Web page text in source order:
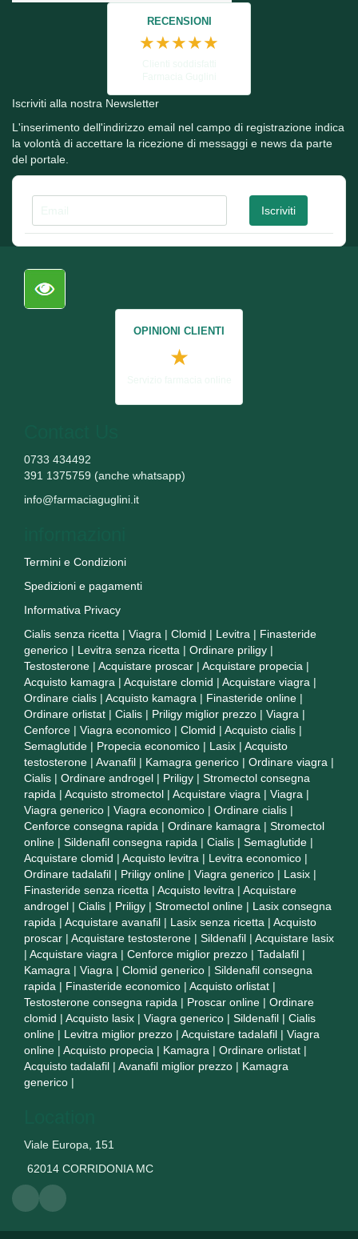
RECENSIONI
★★★★★
Iscriviti alla nostra Newsletter
L'inserimento dell'indirizzo email nel campo di registrazione indica
la volontà di accettare la ricezione di messaggi e news da parte
del portale.
OPINIONI CLIENTI
★
0733 434492
391 1375759 (anche whatsapp)
info@farmaciaguglini.it
Termini e Condizioni
Spedizioni e pagamenti
Informativa Privacy
Cialis senza ricetta | Viagra | Clomid | Levitra | Finasteride
generico | Levitra senza ricetta | Ordinare priligy |
Testosterone | Acquistare proscar | Acquistare propecia |
Acquisto kamagra | Acquistare clomid | Acquistare viagra |
Ordinare cialis | Acquisto kamagra | Finasteride online |
Ordinare orlistat | Cialis | Priligy miglior prezzo | Viagra |
Cenforce | Viagra economico | Clomid | Acquisto cialis |
Semaglutide | Propecia economico | Lasix | Acquisto
testosterone | Avanafil | Kamagra generico | Ordinare viagra |
Cialis | Ordinare androgel | Priligy | Stromectol consegna
rapida | Acquisto stromectol | Acquistare viagra | Viagra |
Viagra generico | Viagra economico | Ordinare cialis |
Cenforce consegna rapida | Ordinare kamagra | Stromectol
online | Sildenafil consegna rapida | Cialis | Semaglutide |
Acquistare clomid | Acquisto levitra | Levitra economico |
Ordinare tadalafil | Priligy online | Viagra generico | Lasix |
Finasteride senza ricetta | Acquisto levitra | Acquistare
androgel | Cialis | Priligy | Stromectol online | Lasix consegna
rapida | Acquistare avanafil | Lasix senza ricetta | Acquisto
proscar | Acquistare testosterone | Sildenafil | Acquistare lasix
| Acquistare viagra | Cenforce miglior prezzo | Tadalafil |
Kamagra | Viagra | Clomid generico | Sildenafil consegna
rapida | Finasteride economico | Acquisto orlistat |
Testosterone consegna rapida | Proscar online | Ordinare
clomid | Acquisto lasix | Viagra generico | Sildenafil | Cialis
online | Levitra miglior prezzo | Acquistare tadalafil | Viagra
online | Acquisto propecia | Kamagra | Ordinare orlistat |
Acquisto tadalafil | Avanafil miglior prezzo | Kamagra
generico |
Viale Europa, 151
62014 CORRIDONIA MC